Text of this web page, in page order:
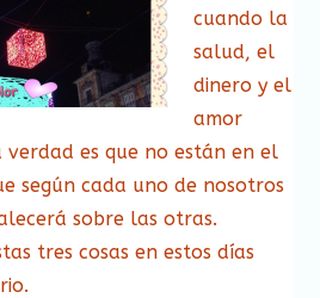
cuando la
salud, el
dinero y el
amor
es que no están en el
según cada uno de nosotros
sobre las otras.
tres cosas en estos días